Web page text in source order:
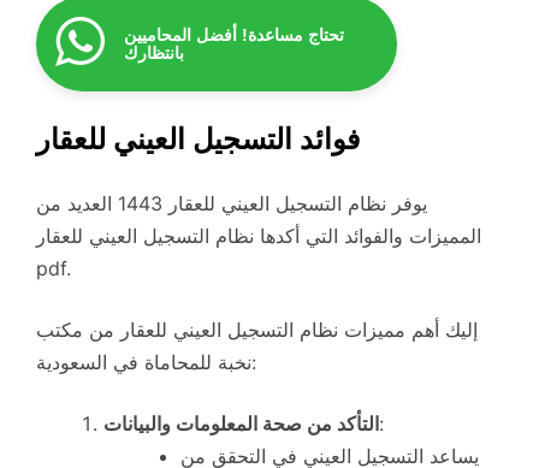
تحتاج مساعدة! أفضل المحاميين
بانتظارك
فوائد التسجيل العيني للعقار
يوفر نظام التسجيل العيني للعقار 1443 العديد من
المميزات والفوائد التي أكدها نظام التسجيل العيني للعقار
pdf.
إليك أهم مميزات نظام التسجيل العيني للعقار من مكتب
نخبة للمحاماة في السعودية:
التأكد من صحة المعلومات والبيانات:
يساعد التسجيل العيني في التحقق من